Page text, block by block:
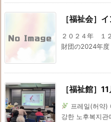
［福祉会］
２０２４年 １
財団の2024年
［福祉館］
프레일(허약)
강한 노후복지관